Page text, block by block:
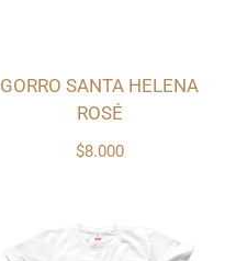
$8.000
GORRO SANTA HELENA
ROSÉ